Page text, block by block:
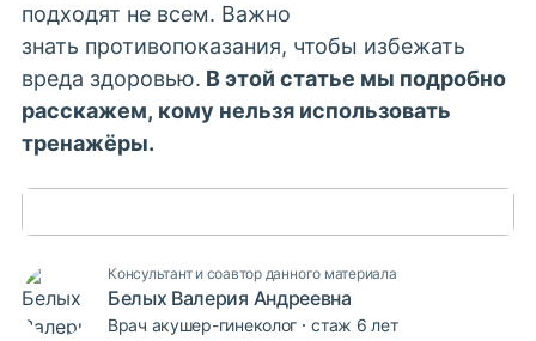
подходят не всем. Важно
знать противопоказания, чтобы избежать
вреда здоровью. В этой статье мы подробно
расскажем, кому нельзя использовать
тренажёры.
Консультант и соавтор данного материала
Белых Валерия Андреевна
Врач акушер-гинеколог стаж 6 лет